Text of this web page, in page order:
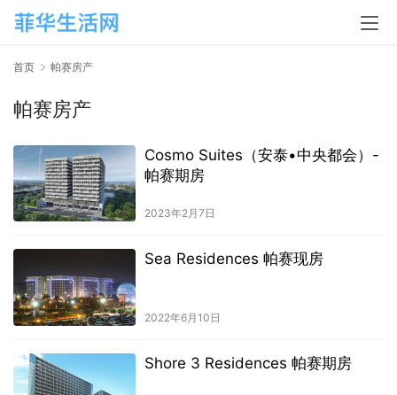
首页 帕赛房产
帕赛房产
Cosmo Suites（安泰•中央都会）-
帕赛期房
2023年2月7日
Sea Residences 帕赛现房
2022年6月10日
Shore 3 Residences 帕赛期房